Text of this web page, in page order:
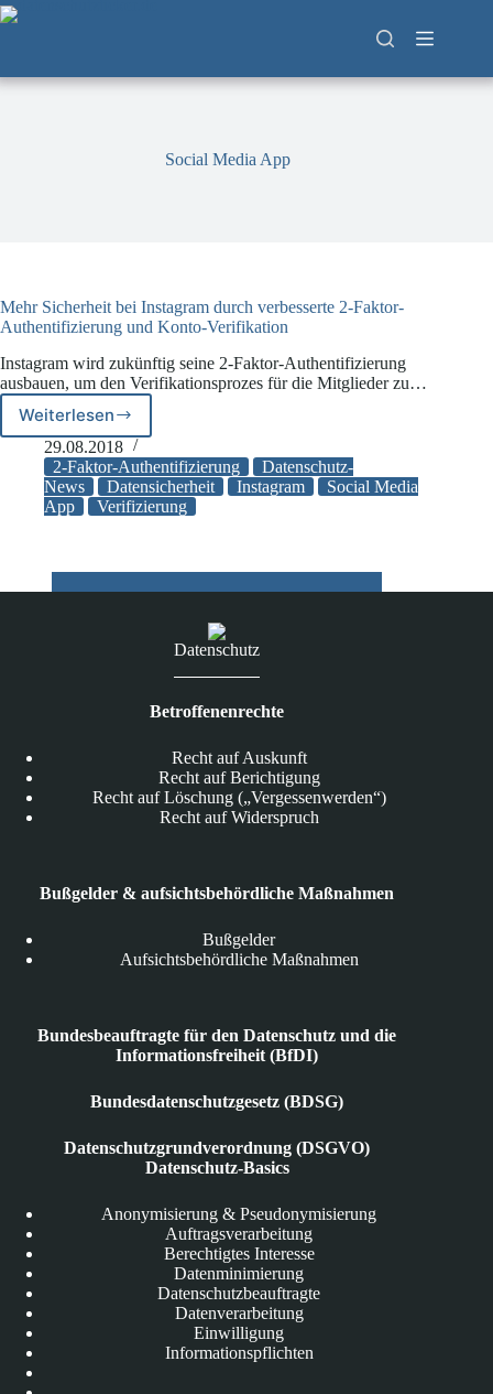
Zum
Inhalt
Social Media App
Mehr Sicherheit bei Instagram durch verbesserte 2-Faktor-
Authentifizierung und Konto-Verifikation
Instagram wird zukünftig seine 2-Faktor-Authentifizierung
ausbauen, um den Verifikationsprozes für die Mitglieder zu…
Weiterlesen
Mehr
Sicherheit
bei
Instagram
durch
Faktor-
Authentifizierung
29.08.2018
2-Faktor-Authentifizierung
Datenschutz-
News
Datensicherheit Instagram
Social Media
App
Verifizierung
Datenschutz
Betroffenenrechte
Recht auf Auskunft
Recht auf Berichtigung
Recht auf Löschung („Vergessenwerden“)
Recht auf Widerspruch
Bußgelder & aufsichtsbehördliche Maßnahmen
Bußgelder
Aufsichtsbehördliche Maßnahmen
Bundesbeauftragte für den Datenschutz und die
Informationsfreiheit (BfDI)
Bundesdatenschutzgesetz (BDSG)
Datenschutzgrundverordnung (DSGVO)
Datenschutz-Basics
Anonymisierung & Pseudonymisierung
Auftragsverarbeitung
Berechtigtes Interesse
Datenminimierung
Datenschutzbeauftragte
Datenverarbeitung
Einwilligung
Informationspflichten